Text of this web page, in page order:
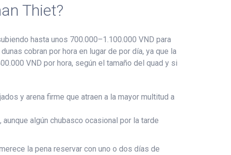
Thiet?
hasta unos 700.000–1.100.000 VND para
cobran por hora en lugar de por día, ya que la
VND por hora, según el tamaño del quad y si
y arena firme que atraen a la mayor multitud a
algún chubasco ocasional por la tarde
la pena reservar con uno o dos días de